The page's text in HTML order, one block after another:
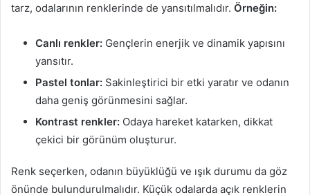
tarz, odalarının renklerinde de yansıtılmalıdır. Örneğin:
Canlı renkler: Gençlerin enerjik ve dinamik yapısını
yansıtır.
Pastel tonlar: Sakinleştirici bir etki yaratır ve odanın
daha geniş görünmesini sağlar.
Kontrast renkler: Odaya hareket katarken, dikkat
çekici bir görünüm oluşturur.
Renk seçerken, odanın büyüklüğü ve ışık durumu da göz
önünde bulundurulmalıdır. Küçük odalarda açık renklerin